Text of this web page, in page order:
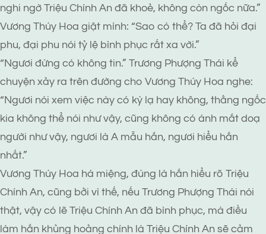
nghi ngờ Triệu Chính An đã khoẻ, không còn ngốc nữa.”
Vương Thúy Hoa giật mình: “Sao có thể? Ta đã hỏi đại
phu, đại phu nói tỷ lệ bình phục rất xa vời.”
“Ngươi đừng có không tin.” Trương Phượng Thái kể
chuyện xảy ra trên đường cho Vương Thúy Hoa nghe:
“Ngươi nói xem việc này có kỳ lạ hay không, thằng ngốc
kia không thể nói như vậy, cũng không có ánh mắt doạ
người như vậy, ngươi là A mẫu hắn, ngươi hiểu hắn
nhất.”
Vương Thúy Hoa há miệng, đúng là hắn hiểu rõ Triệu
Chính An, cũng bởi vì thế, nếu Trương Phượng Thái nói
thật, vậy có lẽ Triệu Chính An đã bình phục, mà điều
làm hắn khủng hoảng chính là Triệu Chính An sẽ cảm